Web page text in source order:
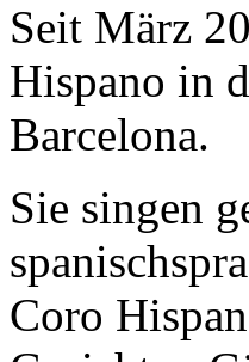
Seit März
Hispano in
Barcelona.
Sie singen
Coro